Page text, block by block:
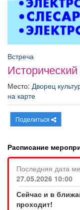
Работа
Афиша
Товары
ТВ программа
Встреча
Место: Дворец
на карте
Поделиться
Расписание
Последняя дата
27.05.2026 10:00
Сейчас и в
проходит!